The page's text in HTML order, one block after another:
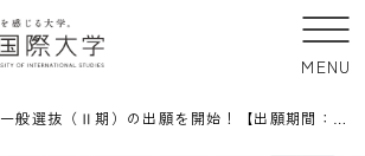
MENU
一般選抜（Ⅱ期）の出願を開始！【出願期間：2/1（火）～2/14（月）】